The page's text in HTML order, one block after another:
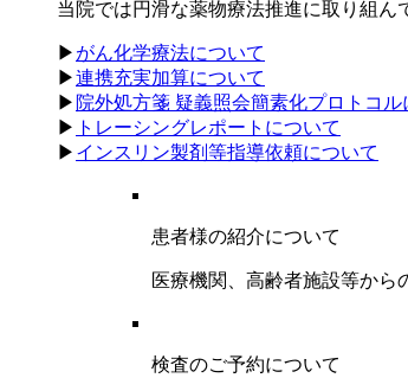
当院では円滑な薬物療法推進に取り組ん
▶ がん化学療法について
▶連携充実加算について
▶ 院外処方箋 疑義照会簡素化プロトコル
▶ トレーシングレポートについて
▶ インスリン製剤等指導依頼について
患者様の紹介について
医療機関、高齢者施設等から
検査のご予約について